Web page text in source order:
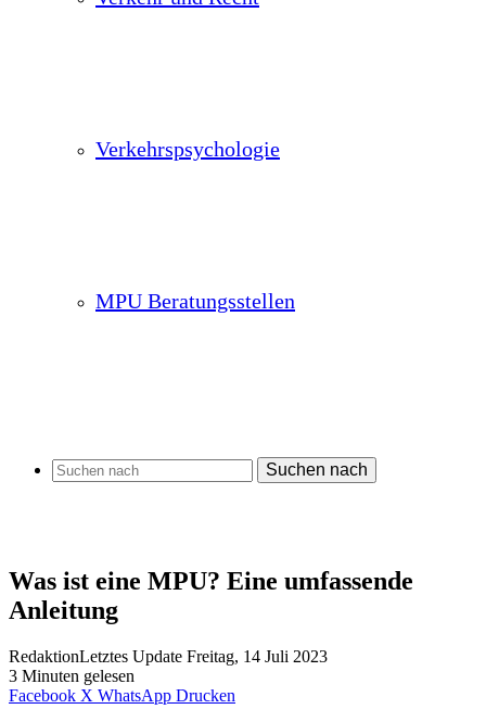
Verkehrspsychologie
MPU Beratungsstellen
Suchen nach
Was ist eine MPU? Eine umfassende
Anleitung
RedaktionLetztes Update Freitag, 14 Juli 2023
3 Minuten gelesen
Facebook X WhatsApp Drucken